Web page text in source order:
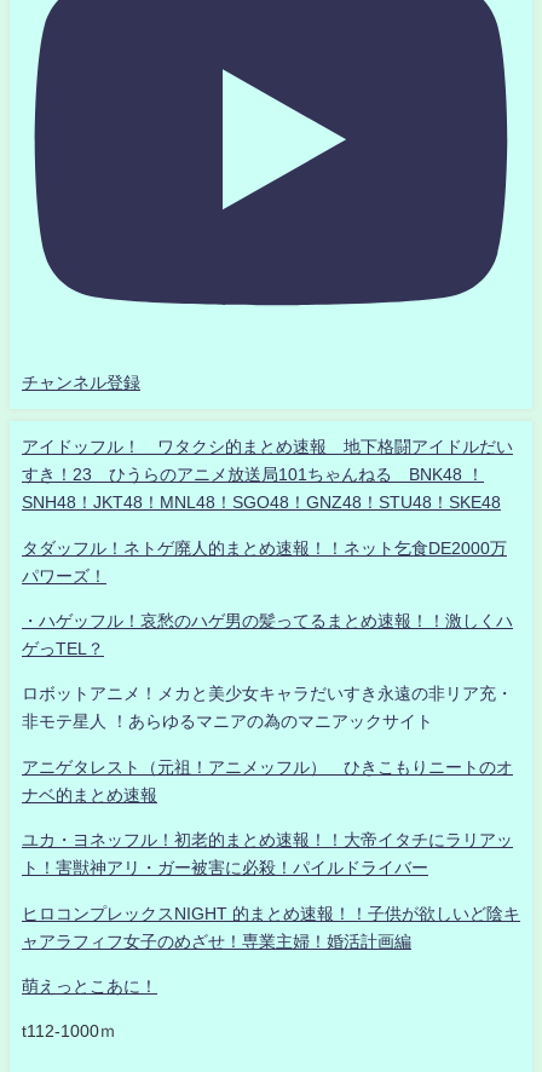
チャンネル登録
アイドッフル！ ワタクシ的まとめ速報 地下格闘アイドルだい
すき！23 ひうらのアニメ放送局101ちゃんねる BNK48 ！
SNH48！JKT48！MNL48！SGO48！GNZ48！STU48！SKE48
タダッフル！ネトゲ廃人的まとめ速報！！ネット乞食DE2000万
パワーズ！
・ハゲッフル！哀愁のハゲ男の髪ってるまとめ速報！！激しくハ
ゲっTEL？
ロボットアニメ！メカと美少女キャラだいすき永遠の非リア充・
非モテ星人 ！あらゆるマニアの為のマニアックサイト
アニゲタレスト（元祖！アニメッフル） ひきこもりニートのオ
ナベ的まとめ速報
ユカ・ヨネッフル！初老的まとめ速報！！大帝イタチにラリアッ
ト！害獣神アリ・ガー被害に必殺！パイルドライバー
ヒロコンプレックスNIGHT 的まとめ速報！！子供が欲しいど陰キ
ャアラフィフ女子のめざせ！専業主婦！婚活計画編
萌えっとこあに！
t112-1000ｍ